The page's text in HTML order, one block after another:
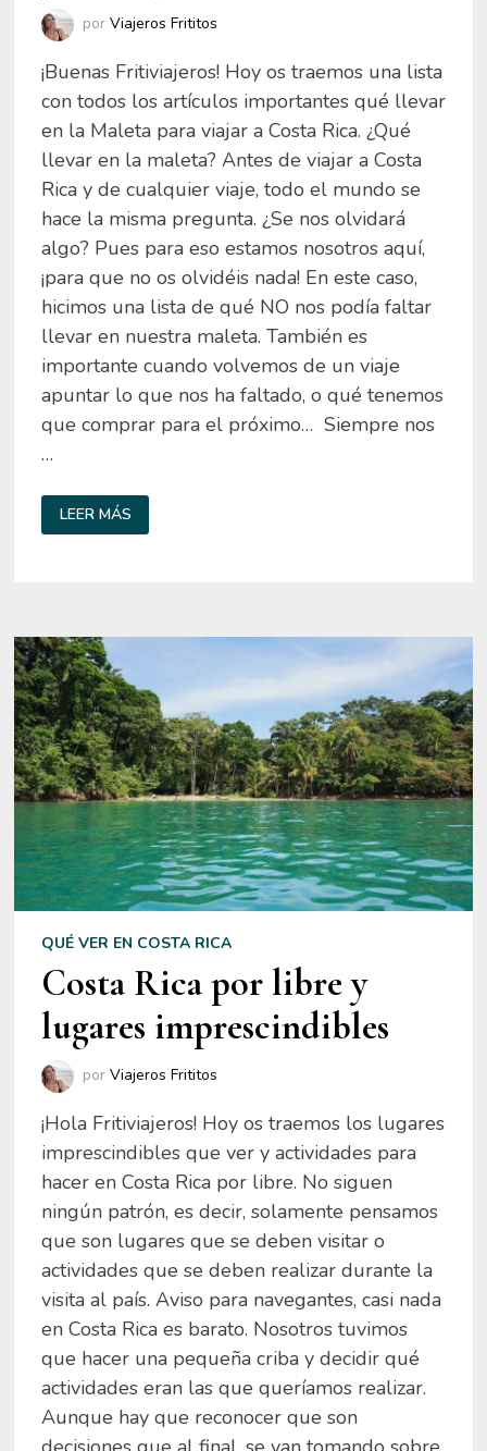
por Viajeros Frititos
¡Buenas Fritiviajeros! Hoy os traemos una lista
con todos los artículos importantes qué llevar
en la Maleta para viajar a Costa Rica. ¿Qué
llevar en la maleta? Antes de viajar a Costa
Rica y de cualquier viaje, todo el mundo se
hace la misma pregunta. ¿Se nos olvidará
algo? Pues para eso estamos nosotros aquí,
¡para que no os olvidéis nada! En este caso,
hicimos una lista de qué NO nos podía faltar
llevar en nuestra maleta. También es
importante cuando volvemos de un viaje
apuntar lo que nos ha faltado, o qué tenemos
que comprar para el próximo… Siempre nos
…
QUÉ
LLEVAR
EN
RICA
LEER MÁS
QUÉ VER EN COSTA RICA
Costa Rica por libre y
lugares imprescindibles
por Viajeros Frititos
¡Hola Fritiviajeros! Hoy os traemos los lugares
imprescindibles que ver y actividades para
hacer en Costa Rica por libre. No siguen
ningún patrón, es decir, solamente pensamos
que son lugares que se deben visitar o
actividades que se deben realizar durante la
visita al país. Aviso para navegantes, casi nada
en Costa Rica es barato. Nosotros tuvimos
que hacer una pequeña criba y decidir qué
actividades eran las que queríamos realizar.
Aunque hay que reconocer que son